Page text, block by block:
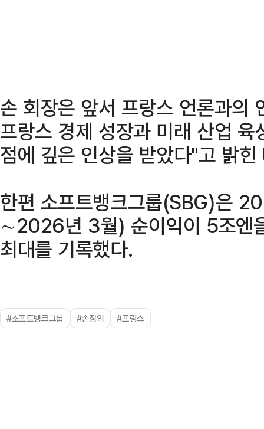
손 회장은 앞서 프랑스 언론과의
프랑스 경제 성장과 미래 산업
점에 깊은 인상을 받았다"고 밝힌
한편 소프트뱅크그룹(SBG)은
∼2026년 3월) 순이익이 5조엔
최대를 기록했다.
#소프트뱅크그룹 #손정의 #프랑스